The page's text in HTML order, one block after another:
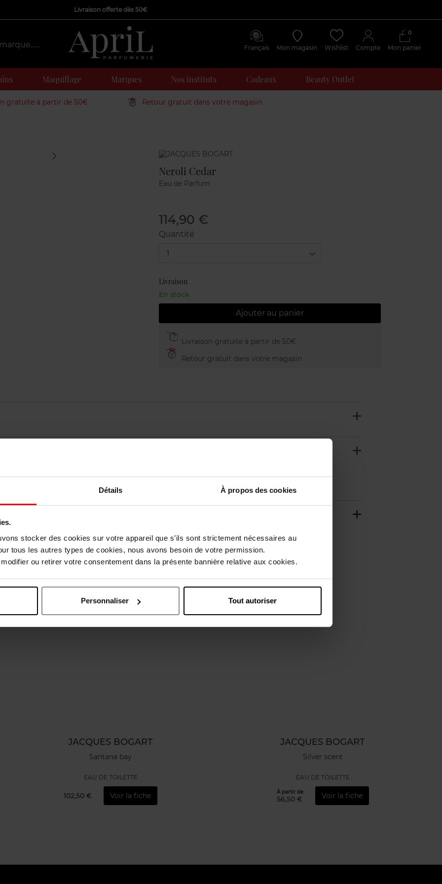
Détails À propos des cookies
stocker des cookies sur votre appareil que s’ils sont strictement nécessaires au
tous les autres types de cookies, nous avons besoin de votre permission.
ou retirer votre consentement dans la présente bannière relative aux cookies.
Personnaliser Tout autoriser
Livraison offerte dès 50€
Français Mon magasin Wishlist Compte Mon panier
0
Maquillage Marques Nos instituts Cadeaux Beauty Outlet
gratuite à partir de 50€ Retour gratuit dans votre magasin
Marque
Neroli Cedar
Eau de Parfum
114,90 €
Quantité
1
Livraison
En stock
Ajouter au panier
Livraison gratuite à partir de 50€
Retour gratuit dans votre magasin
Oublié quelque chose ?
JACQUES BOGART
Santana bay
EAU DE TOILETTE
102,50 € Voir la fiche
JACQUES BOGART
Silver scent
EAU DE TOILETTE
À partir de
56,50 € Voir la fiche